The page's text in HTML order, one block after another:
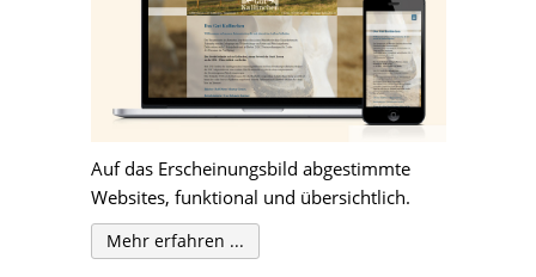
Auf das Erscheinungsbild abgestimmte
Websites, funktional und übersichtlich.
Mehr erfahren ...